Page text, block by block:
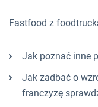
Fastfood z
Jak poznać inne
Jak zadbać o
franczyzę